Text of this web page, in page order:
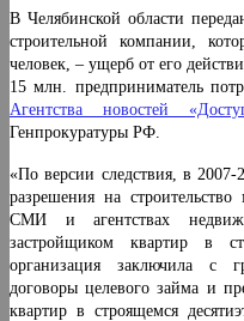
В Челябинской области
строительной компании,
человек, – ущерб от его
15 млн. предприниматель
Агентства новостей
Генпрокуратуры РФ.
«По версии следствия, в
разрешения на
СМИ и агентствах
застройщиком квартир в
организация заключила с
договоры целевого займа и
квартир в строящемся